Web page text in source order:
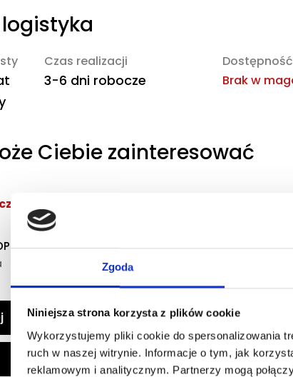
Zgoda
Niniejsza strona korzysta z plików cookie
Wykorzystujemy pliki cookie do spersonalizowania
ruch w naszej witrynie. Informacje o tym, jak
reklamowym i analitycznym. Partnerzy mogą
Czas realizacji
3-6 dni robocze
Brak w
Ciebie zainteresować
ARMANI MY WAY YLANG EDP
woda perfumowana
Dowiedz się więcej
Zaloguj się